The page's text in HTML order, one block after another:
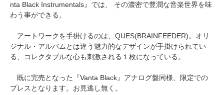
nta Black Instrumentals』では、 その濃密で豊潤な音楽世界を味
わう事ができる。
アートワークを手掛けるのは、QUES(BRAINFEEDER)。オリ
ジナル・アルバムとは違う魅力的なデザインが手掛けられてい
る、コレクタブルな心も刺激される１枚になっている。
既に完売となった『Vanta Black』アナログ盤同様、限定での
プレスとなります。お見逃し無く。